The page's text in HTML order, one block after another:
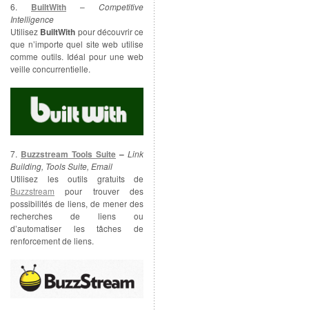
6. BuiltWith – Competitive
Intelligence
Utilisez BuiltWith pour découvrir ce
que n’importe quel site web utilise
comme outils. Idéal pour une web
veille concurrentielle.
7. Buzzstream Tools Suite – Link
Building, Tools Suite, Email
Utilisez les outils gratuits de
Buzzstream pour trouver des
possibilités de liens, de mener des
recherches de liens ou
d’automatiser les tâches de
renforcement de liens.